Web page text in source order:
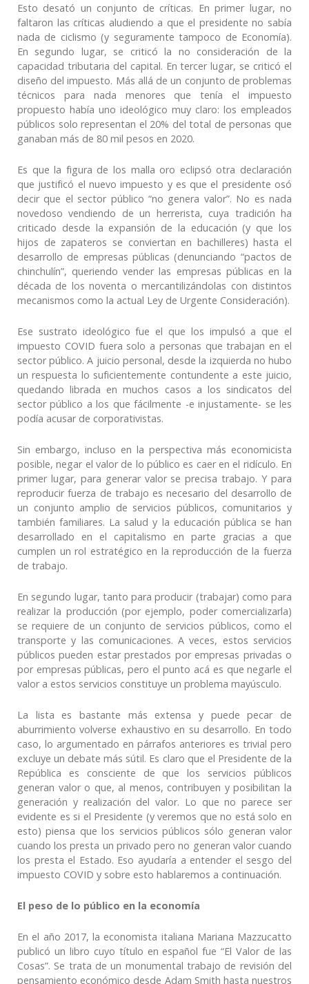
Esto desató un conjunto de críticas. En primer lugar, no
faltaron las críticas aludiendo a que el presidente no sabía
nada de ciclismo (y seguramente tampoco de Economía).
En segundo lugar, se criticó la no consideración de la
capacidad tributaria del capital. En tercer lugar, se criticó el
diseño del impuesto. Más allá de un conjunto de problemas
técnicos para nada menores que tenía el impuesto
propuesto había uno ideológico muy claro: los empleados
públicos solo representan el 20% del total de personas que
ganaban más de 80 mil pesos en 2020.
Es que la figura de los malla oro eclipsó otra declaración
que justificó el nuevo impuesto y es que el presidente osó
decir que el sector público “no genera valor”. No es nada
novedoso vendiendo de un herrerista, cuya tradición ha
criticado desde la expansión de la educación (y que los
hijos de zapateros se conviertan en bachilleres) hasta el
desarrollo de empresas públicas (denunciando “pactos de
chinchulín”, queriendo vender las empresas públicas en la
década de los noventa o mercantilizándolas con distintos
mecanismos como la actual Ley de Urgente Consideración).
Ese sustrato ideológico fue el que los impulsó a que el
impuesto COVID fuera solo a personas que trabajan en el
sector público. A juicio personal, desde la izquierda no hubo
un respuesta lo suficientemente contundente a este juicio,
quedando librada en muchos casos a los sindicatos del
sector público a los que fácilmente -e injustamente- se les
podía acusar de corporativistas.
Sin embargo, incluso en la perspectiva más economicista
posible, negar el valor de lo público es caer en el ridículo. En
primer lugar, para generar valor se precisa trabajo. Y para
reproducir fuerza de trabajo es necesario del desarrollo de
un conjunto amplio de servicios públicos, comunitarios y
también familiares. La salud y la educación pública se han
desarrollado en el capitalismo en parte gracias a que
cumplen un rol estratégico en la reproducción de la fuerza
de trabajo.
En segundo lugar, tanto para producir (trabajar) como para
realizar la producción (por ejemplo, poder comercializarla)
se requiere de un conjunto de servicios públicos, como el
transporte y las comunicaciones. A veces, estos servicios
públicos pueden estar prestados por empresas privadas o
por empresas públicas, pero el punto acá es que negarle el
valor a estos servicios constituye un problema mayúsculo.
La lista es bastante más extensa y puede pecar de
aburrimiento volverse exhaustivo en su desarrollo. En todo
caso, lo argumentado en párrafos anteriores es trivial pero
excluye un debate más sútil. Es claro que el Presidente de la
República es consciente de que los servicios públicos
generan valor o que, al menos, contribuyen y posibilitan la
generación y realización del valor. Lo que no parece ser
evidente es si el Presidente (y veremos que no está solo en
esto) piensa que los servicios públicos sólo generan valor
cuando los presta un privado pero no generan valor cuando
los presta el Estado. Eso ayudaría a entender el sesgo del
impuesto COVID y sobre esto hablaremos a continuación.
El peso de lo público en la economía
En el año 2017, la economista italiana Mariana Mazzucatto
publicó un libro cuyo título en español fue “El Valor de las
Cosas”. Se trata de un monumental trabajo de revisión del
pensamiento económico desde Adam Smith hasta nuestros